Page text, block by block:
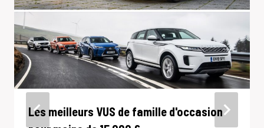
Les meilleurs VUS de famille d'occasion